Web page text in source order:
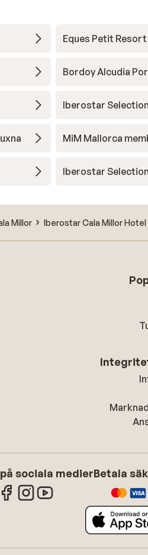
Eques Petit
Bordoy Alcudia
Iberostar
MiM Mallorca
Iberostar
Millor Iberostar Cala Millor
sociala medierBetala